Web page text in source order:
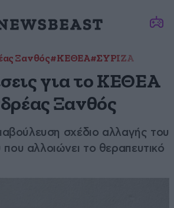
Ξανθός#ΚΕΘΕΑ#ΣΥΡΙΖΑ
για το ΚΕΘΕΑ
Ξανθός
σχέδιο αλλαγής του
αλλοιώνει το θεραπευτικό